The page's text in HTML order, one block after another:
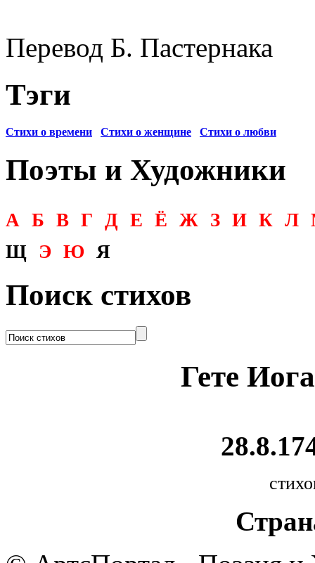
Перевод Б. Пастернака
Тэги
Стихи о времени Стихи о женщине Стихи о любви
Поэты и Художники
А Б В Г Д Е Ё Ж З И К Л
Щ
Э Ю Я
Поиск стихов
Гете